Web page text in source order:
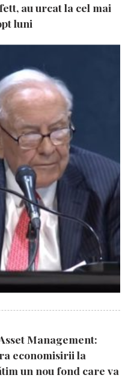
au urcat la cel mai
luni
Management:
economisirii la
un nou fond care va